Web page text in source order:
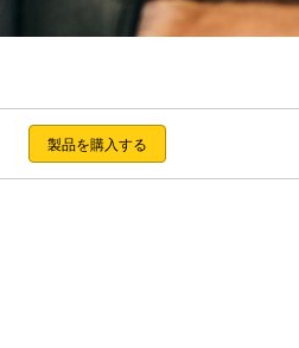
製品を購入する